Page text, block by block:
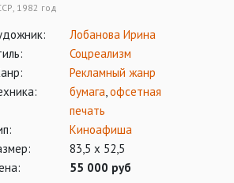
1982 год
Лобанова Ирина
Соцреализм
Рекламный жанр
бумага,офсетная
печать
Киноафиша
83,5 х 52,5
55 000 руб